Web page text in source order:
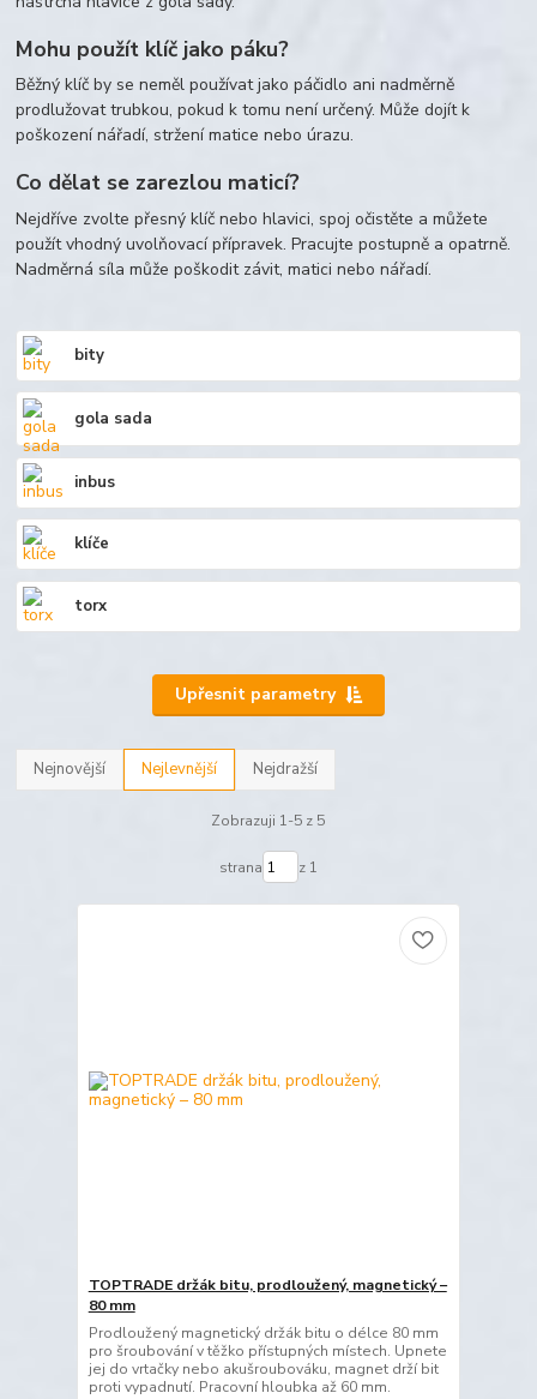
Mohu použít klíč jako páku?
Běžný klíč by se neměl používat jako páčidlo ani nadměrně
prodlužovat trubkou, pokud k tomu není určený. Může dojít k
poškození nářadí, stržení matice nebo úrazu.
Co dělat se zarezlou maticí?
Nejdříve zvolte přesný klíč nebo hlavici, spoj očistěte a můžete
použít vhodný uvolňovací přípravek. Pracujte postupně a opatrně.
Nadměrná síla může poškodit závit, matici nebo nářadí.
bity
gola sada
inbus
klíče
torx
Upřesnit parametry
Nejnovější Nejlevnější Nejdražší
Zobrazuji 1-5 z 5
strana z 1
TOPTRADE držák bitu, prodloužený, magnetický –
80 mm
Prodloužený magnetický držák bitu o délce 80 mm
pro šroubování v těžko přístupných místech. Upnete
jej do vrtačky nebo akušroubováku, magnet drží bit
proti vypadnutí. Pracovní hloubka až 60 mm.